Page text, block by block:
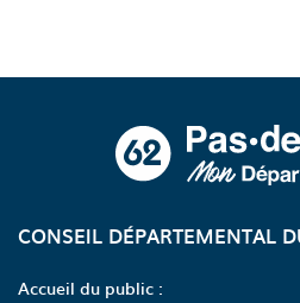
CONSEIL DÉPARTEMENTAL
Accueil du public :